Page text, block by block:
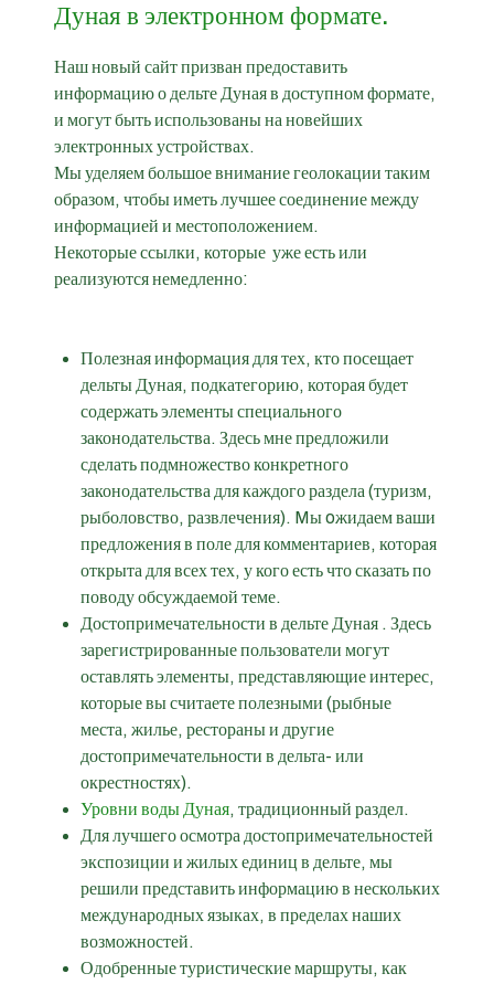
Дуная в электронном формате.
Наш новый сайт призван предоставить
информацию о дельте Дуная в доступном формате,
и могут быть использованы на новейших
электронных устройствах.
Мы уделяем большое внимание геолокации таким
образом, чтобы иметь лучшее соединение между
информацией и местоположением.
Некоторые ссылки, которые уже есть или
реализуются немедленно:
Полезная информация для тех, кто посещает
дельты Дуная, подкатегорию, которая будет
содержать элементы специального
законодательства. Здесь мне предложили
сделать подмножество конкретного
законодательства для каждого раздела (туризм,
рыболовство, развлечения). Mы oжидаем ваши
предложения в поле для комментариев, которая
открыта для всех тех, у кого есть что сказать по
поводу обсуждаемой теме.
Достопримечательности в дельте Дуная . Здесь
зарегистрированные пользователи могут
оставлять элементы, представляющие интерес,
которые вы считаете полезными (рыбные
места, жилье, рестораны и другие
достопримечательности в дельта- или
окрестностях).
Уровни воды Дуная, традиционный раздел.
Для лучшего осмотра достопримечательностей
экспозиции и жилых единиц в дельте, мы
решили представить информацию в нескольких
международных языках, в пределах наших
возможностей.
Одобренные туристические маршруты, как